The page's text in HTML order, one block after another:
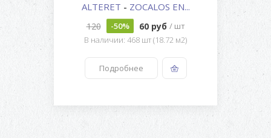
ALTERET - ZOCALOS EN...
120 -50% 60 руб / шт
В наличии: 468 шт (18.72 м2)
Подробнее